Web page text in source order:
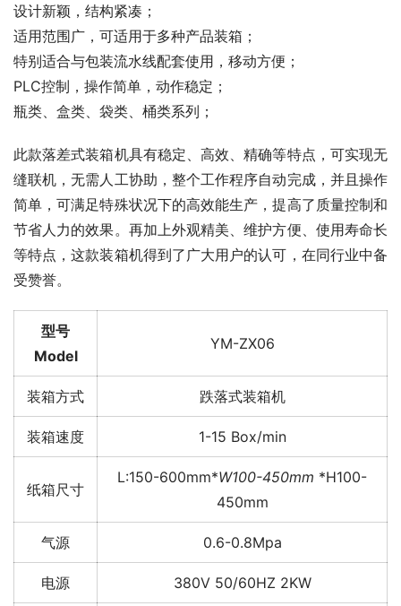
设计新颖，结构紧凑；
适用范围广，可适用于多种产品装箱；
特别适合与包装流水线配套使用，移动方便；
PLC控制，操作简单，动作稳定；
瓶类、盒类、袋类、桶类系列；
此款落差式装箱机具有稳定、高效、精确等特点，可实现无
缝联机，无需人工协助，整个工作程序自动完成，并且操作
简单，可满足特殊状况下的高效能生产，提高了质量控制和
节省人力的效果。再加上外观精美、维护方便、使用寿命长
等特点，这款装箱机得到了广大用户的认可，在同行业中备
受赞誉。
型号
Model
YM-ZX06
装箱方式 跌落式装箱机
装箱速度 1-15 Box/min
纸箱尺寸
L:150-600mm*W100-450mm *H100-
450mm
气源 0.6-0.8Mpa
电源 380V 50/60HZ 2KW